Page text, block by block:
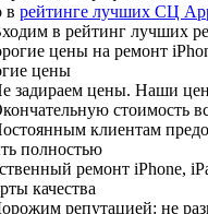
в рейтинге лучших СЦ
в рейтинг лучших
цены
задираем цены. Наши
стоимость
клиентам
полностью
качества
репутацией: не